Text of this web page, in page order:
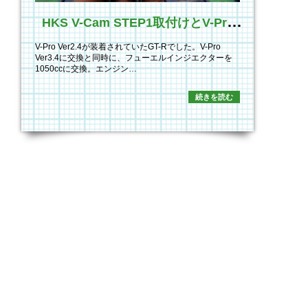
H
KS V-Cam STEP1取付けとV-Pro ver3.4取付け!!
V-Pro Ver2.4が装着されていたGT-Rでした。V-Pro
Ver3.4に交換と同時に、フューエルインジエクターを
1050ccに交換。エンジン…
続きを読む